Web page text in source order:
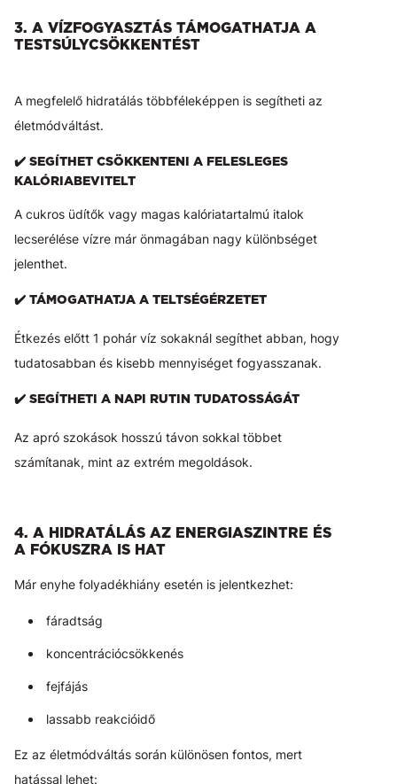
3. A VÍZFOGYASZTÁS TÁMOGATHATJA A
TESTSÚLYCSÖKKENTÉST
A megfelelő hidratálás többféleképpen is segítheti az
életmódváltást.
✔️ SEGÍTHET CSÖKKENTENI A FELESLEGES
KALÓRIABEVITELT
A cukros üdítők vagy magas kalóriatartalmú italok
lecserélése vízre már önmagában nagy különbséget
jelenthet.
✔️ TÁMOGATHATJA A TELTSÉGÉRZETET
Étkezés előtt 1 pohár víz sokaknál segíthet abban, hogy
tudatosabban és kisebb mennyiséget fogyasszanak.
✔️ SEGÍTHETI A NAPI RUTIN TUDATOSSÁGÁT
Az apró szokások hosszú távon sokkal többet
számítanak, mint az extrém megoldások.
4. A HIDRATÁLÁS AZ ENERGIASZINTRE ÉS
A FÓKUSZRA IS HAT
Már enyhe folyadékhiány esetén is jelentkezhet:
fáradtság
koncentrációcsökkenés
fejfájás
lassabb reakcióidő
Ez az életmódváltás során különösen fontos, mert
hatással lehet: